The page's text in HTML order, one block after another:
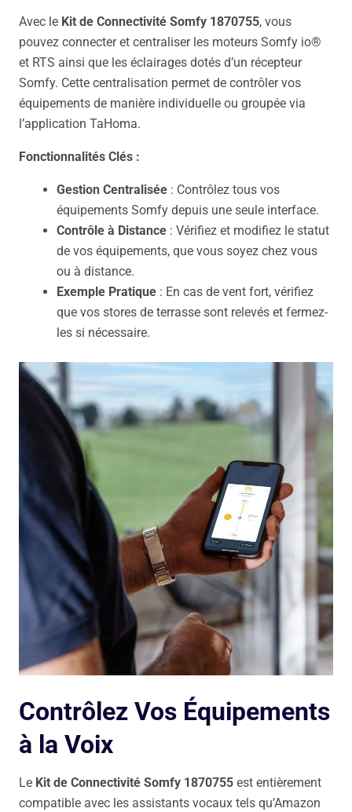
Avec le Kit de Connectivité Somfy 1870755, vous
pouvez connecter et centraliser les moteurs Somfy io®
et RTS ainsi que les éclairages dotés d’un récepteur
Somfy. Cette centralisation permet de contrôler vos
équipements de manière individuelle ou groupée via
l’application TaHoma.
Fonctionnalités Clés :
Gestion Centralisée : Contrôlez tous vos
équipements Somfy depuis une seule interface.
Contrôle à Distance : Vérifiez et modifiez le statut
de vos équipements, que vous soyez chez vous
ou à distance.
Exemple Pratique : En cas de vent fort, vérifiez
que vos stores de terrasse sont relevés et fermez-
les si nécessaire.
Contrôlez Vos Équipements
à la Voix
Le Kit de Connectivité Somfy 1870755 est entièrement
compatible avec les assistants vocaux tels qu’Amazon